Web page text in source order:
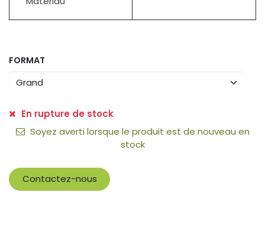
FORMAT
En rupture de stock
Soyez averti lorsque le produit est de nouveau en
stock
Contactez-nous